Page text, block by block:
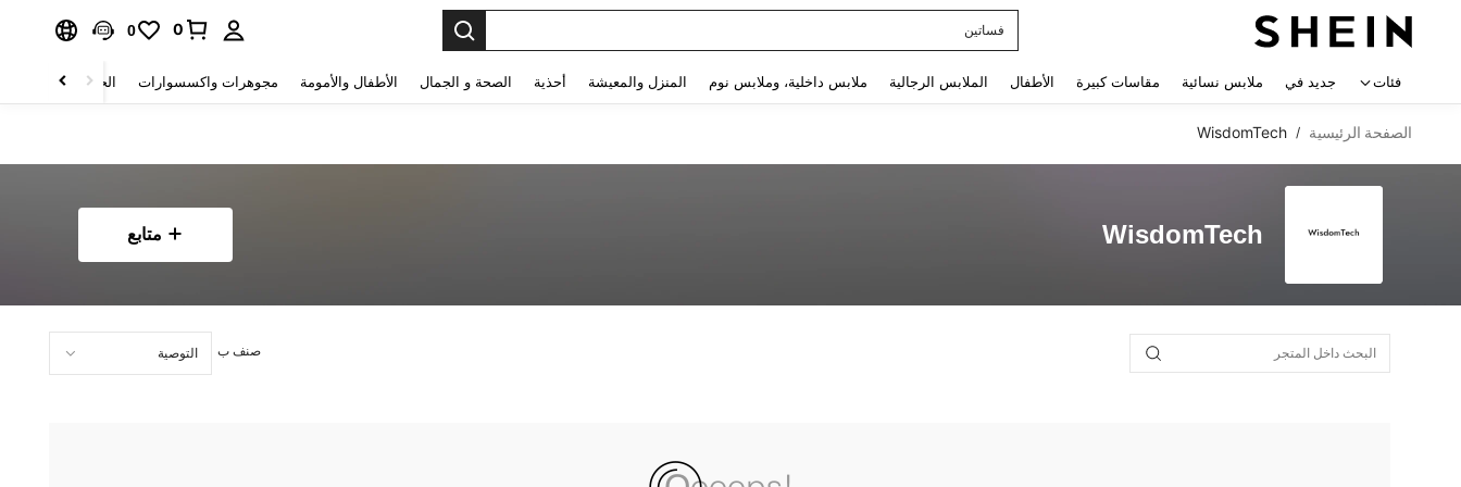
فساتين
0
0
فئات جديد في ملابس نسائية مقاسات كبيرة الأطفال الملابس الرجالية ملابس داخلية، وملابس نوم المنزل والمعيشة أحذية الصحة و الجمال الأطفال والأمومة مجوهرات واكسسوارات الحقائب والأمتعة
الصفحة الرئيسية /
WisdomTech
WisdomTech متابع
صنف ب